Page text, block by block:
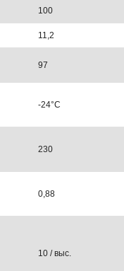
100
11,2
97
-24°C
230
0,88
10 / выс.